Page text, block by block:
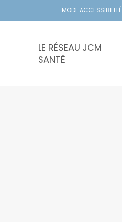
MODE ACCESSIBILITÉ
LE RÉSEAU JCM
SANTÉ